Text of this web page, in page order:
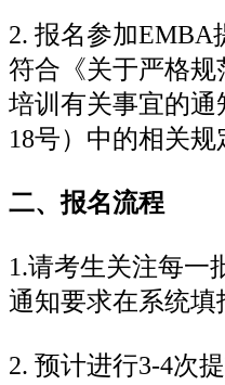
2. 报名参加EMBA
符合《关于严格
培训有关事宜的通
18号）中的相关规
二、报名流程
1.请考生关注每一
通知要求在系统填
2. 预计进行3-4次